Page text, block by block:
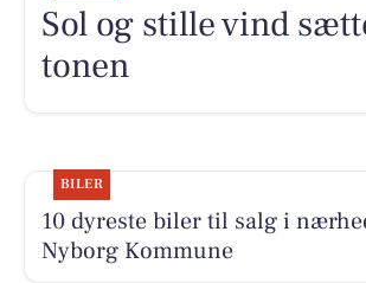
Sol og stille vind
tonen
BILER
10 dyreste biler til salg i
Nyborg Kommune